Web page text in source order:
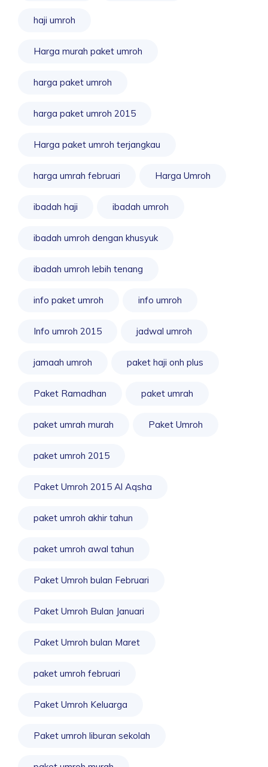
haji umroh
Harga murah paket umroh
harga paket umroh
harga paket umroh 2015
Harga paket umroh terjangkau
harga umrah februari Harga Umroh
ibadah haji ibadah umroh
ibadah umroh dengan khusyuk
ibadah umroh lebih tenang
info paket umroh info umroh
Info umroh 2015 jadwal umroh
jamaah umroh paket haji onh plus
Paket Ramadhan paket umrah
paket umrah murah Paket Umroh
paket umroh 2015
Paket Umroh 2015 Al Aqsha
paket umroh akhir tahun
paket umroh awal tahun
Paket Umroh bulan Februari
Paket Umroh Bulan Januari
Paket Umroh bulan Maret
paket umroh februari
Paket Umroh Keluarga
Paket umroh liburan sekolah